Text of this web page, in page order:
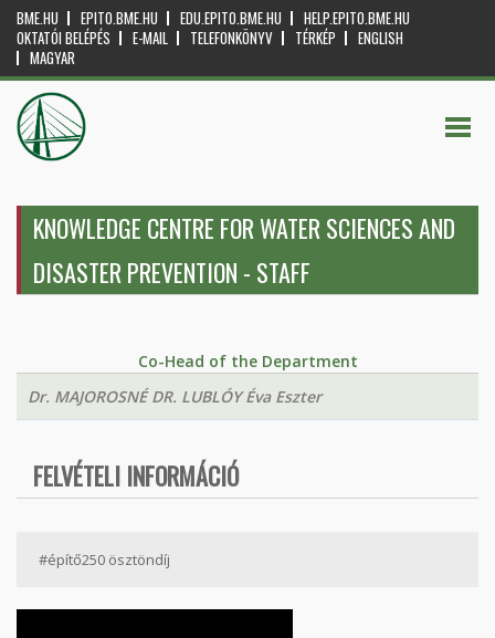
BME.HU EPITO.BME.HU EDU.EPITO.BME.HU
HELP.EPITO.BME.HU
OKTATÓI BELÉPÉS
E-MAIL TELEFONKÖNYV TÉRKÉP
ENGLISH
MAGYAR
KNOWLEDGE CENTRE FOR WATER SCIENCES AND
DISASTER PREVENTION - STAFF
Co-Head of the Department
Dr. MAJOROSNÉ DR. LUBLÓY Éva Eszter
FELVÉTELI INFORMÁCIÓ
#építő250 ösztöndíj